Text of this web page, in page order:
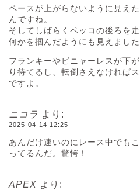
ペースが上がらないように見え
んですね。
そしてしばらくペッコの後ろを
何かを掴んだようにも見えました
フランキーやビニャーレスが下
り待てるし、転倒さえなければ
ですよ。
ニコラ より:
2025-04-14 12:25
あんだけ速いのにレース中でも
ってるんだ。驚愕！
APEX より: